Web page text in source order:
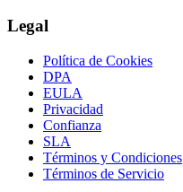
Legal
Política de Cookies
DPA
EULA
Privacidad
Confianza
SLA
Términos y Condiciones
Términos de Servicio